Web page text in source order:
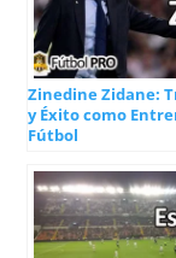
Zinedine Zidane:
y Éxito como
Fútbol